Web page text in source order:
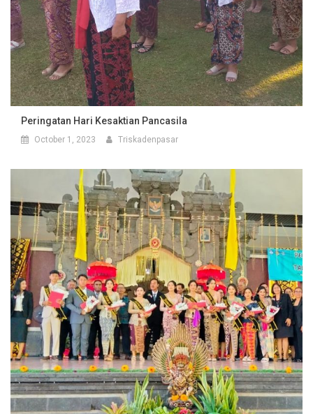
Peringatan Hari Kesaktian Pancasila
October 1, 2023 Triskadenpasar